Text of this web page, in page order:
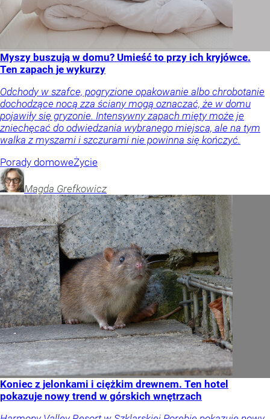
Myszy buszują w domu? Umieść to przy ich kryjówce.
Ten zapach je wykurzy
Odchody w szafce, pogryzione opakowanie albo chrobotanie
dochodzące nocą zza ściany mogą oznaczać, że w domu
pojawiły się gryzonie. Intensywny zapach mięty może je
zniechęcać do odwiedzania wybranego miejsca, ale na tym
walka z myszami i szczurami nie powinna się kończyć.
Porady domoweŻycie
Magda Grefkowicz
Koniec z jelonkami i ciężkim drewnem. Ten hotel
pokazuje nowy trend w górskich wnętrzach